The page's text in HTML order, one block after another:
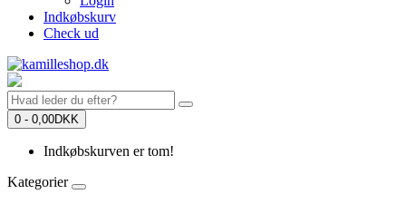
Indkøbskurv
Check ud
0 - 0,00DKK
Indkøbskurven er tom!
Kategorier